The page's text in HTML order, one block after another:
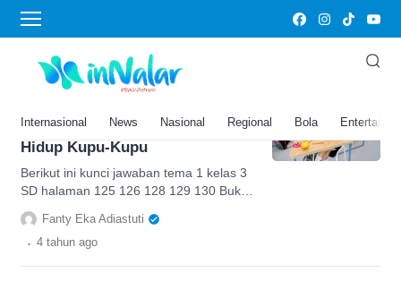
Internasional News Nasional Regional Bola
kunci jawaban tema 1 kelas 3 SD halaman
125 126 128 129 130
Kunci Jawaban Tema 1 Kelas 3
Buku Tematik Subtema 3: Daur
Hidup Kupu-Kupu
Berikut ini kunci jawaban tema 1 kelas 3
SD halaman 125 126 128 129 130 Buku
Tematik Subtema 3 yang berjudul Daur
Hidup Kupu-kupu.
Fanty Eka Adiastuti
. 4 tahun ago